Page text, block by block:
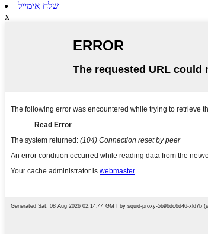
שלח אימייל
x